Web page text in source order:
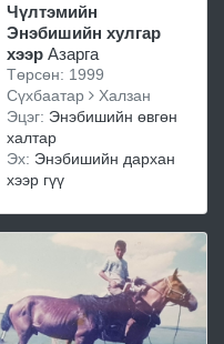
Чүлтэмийн
Энэбишийн хулгар
хээр Азарга
Төрсөн: 1999
Сүхбаатар
Халзан
Эцэг: Энэбишийн өвгөн
халтар
Эх: Энэбишийн дархан
хээр гүү